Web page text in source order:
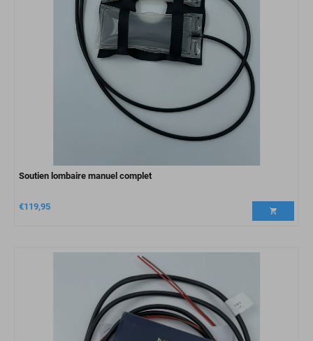
Soutien lombaire manuel complet
€119,95